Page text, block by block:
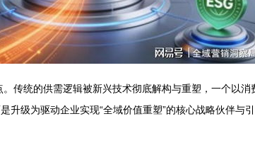
传统的供需逻辑被新兴技术彻底解构与重塑，一个以消
级为驱动企业实现“全域价值重塑”的核心战略伙伴与引